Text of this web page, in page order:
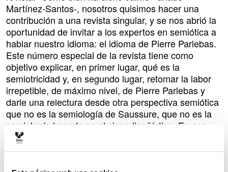
Martínez-Santos-, nosotros quisimos hacer una
contribución a una revista singular, y se nos abrió la
oportunidad de invitar a los expertos en semiótica a
hablar nuestro idioma: el idioma de Pierre Parlebas.
Este número especial de la revista tiene como
objetivo explicar, en primer lugar, qué es la
semiotricidad y, en segundo lugar, retomar la labor
irrepetible, de máximo nivel, de Pierre Parlebas y
darle una relectura desde otra perspectiva semiótica
que no es la semiología de Saussure, que no es la
semiología basada en el signo lingüístico. En ese
sentido, este número especial propone tres grandes
líneas: la clásica de la semiotricidad parlebasiana,